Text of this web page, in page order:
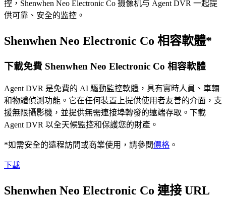
控，Shenwhen Neo Electronic Co 摄像机与 Agent DVR 一起提
供可靠、安全的监控。
Shenwhen Neo Electronic Co 相容軟體*
下載免費 Shenwhen Neo Electronic Co 相容軟體
Agent DVR 是免費的 AI 驅動監控軟體，具有實時人員、車輛
和物體偵測功能。它在任何裝置上提供使用者友善的介面，支
援無限攝影機，並提供無需連接埠轉發的遠端存取。下載
Agent DVR 以全天候監控和保護您的財產。
*如需安全的遠程訪問或商業使用，請參閱價格 。
下載
Shenwhen Neo Electronic Co 連接 URL